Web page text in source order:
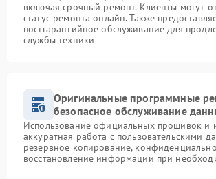
включая срочный ремонт. Клиенты могут
статус ремонта онлайн. Также
постгарантийное обслуживание для
службы техники
Оригинальные программные
безопасное обслуживание
Использование официальных прошивок и
аккуратная работа с пользовательскими
резервное копирование,
восстановление информации при